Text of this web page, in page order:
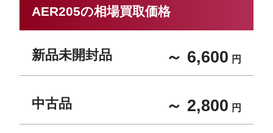
AER205の相場買取価格
新品未開封品 ～ 6,600 円
中古品 ～ 2,800 円